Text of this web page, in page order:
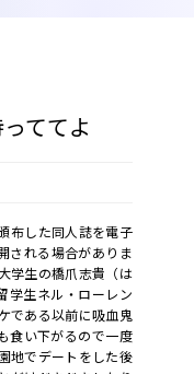
ててよ
布した同人誌を電子
される場合がありま
学生の橋爪志貴（は
学生ネル・ローレン
である以前に吸血鬼
食い下がるので一度
地でデートをした後